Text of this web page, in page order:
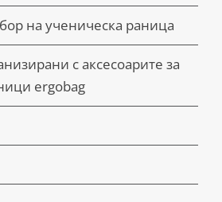
на ученическа раница
с аксесоарите за
ergobag